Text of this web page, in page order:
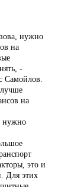
нужно
на
-
Самойлов.
на
нужно
это и
Для этих